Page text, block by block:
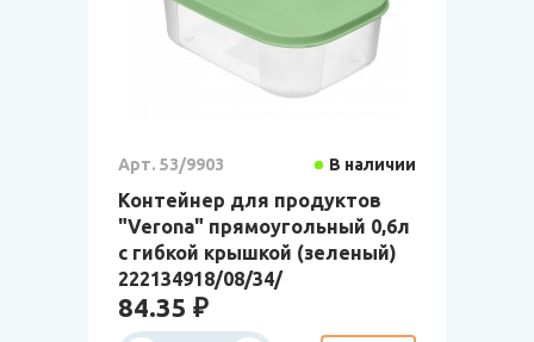
Арт. 53/9903 В наличии
Контейнер для продуктов
"Verona" прямоугольный 0,6л
с гибкой крышкой (зеленый)
222134918/08/34/
84.35 ₽